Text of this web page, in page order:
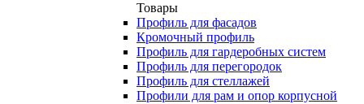
Товары
Профиль для фасадов
Кромочный профиль
Профиль для гардеробных систем
Профиль для перегородок
Профиль для стеллажей
Профили для рам и опор корпусной